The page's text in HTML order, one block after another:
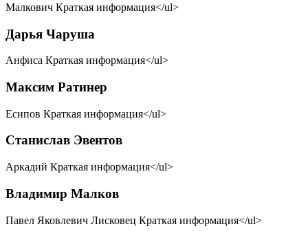
Малкович Краткая информация</ul>
Дарья Чаруша
Анфиса Краткая информация</ul>
Максим Ратинер
Есипов Краткая информация</ul>
Станислав Эвентов
Аркадий Краткая информация</ul>
Владимир Малков
Павел Яковлевич Лисковец Краткая информация</ul>